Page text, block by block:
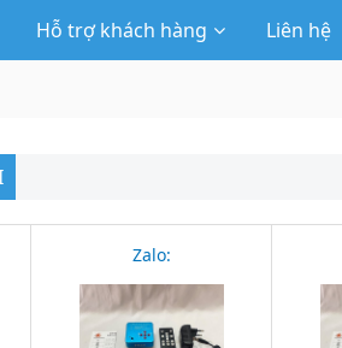
Hỗ trợ khách hàng Liên hệ
Zalo: